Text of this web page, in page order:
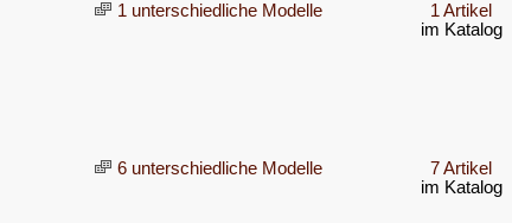
1 unterschiedliche Modelle
1 Artikel
im Katalog
6 unterschiedliche Modelle
7 Artikel
im Katalog